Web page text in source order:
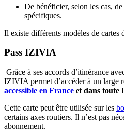
De bénéficier, selon les cas,
spécifiques.
Il existe différents modèles de cartes
Pass IZIVIA
Grâce à ses accords d’itinérance
IZIVIA permet d’accéder à un large
accessible en France et dans toute
Cette carte peut être utilisée sur les
certains axes routiers. Il n’est pas
abonnement.